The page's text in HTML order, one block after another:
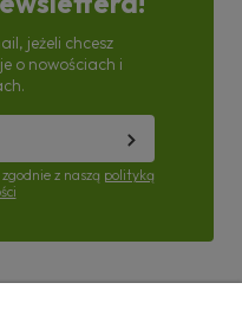
jeżeli chcesz
o nowościach i
z naszą polityką